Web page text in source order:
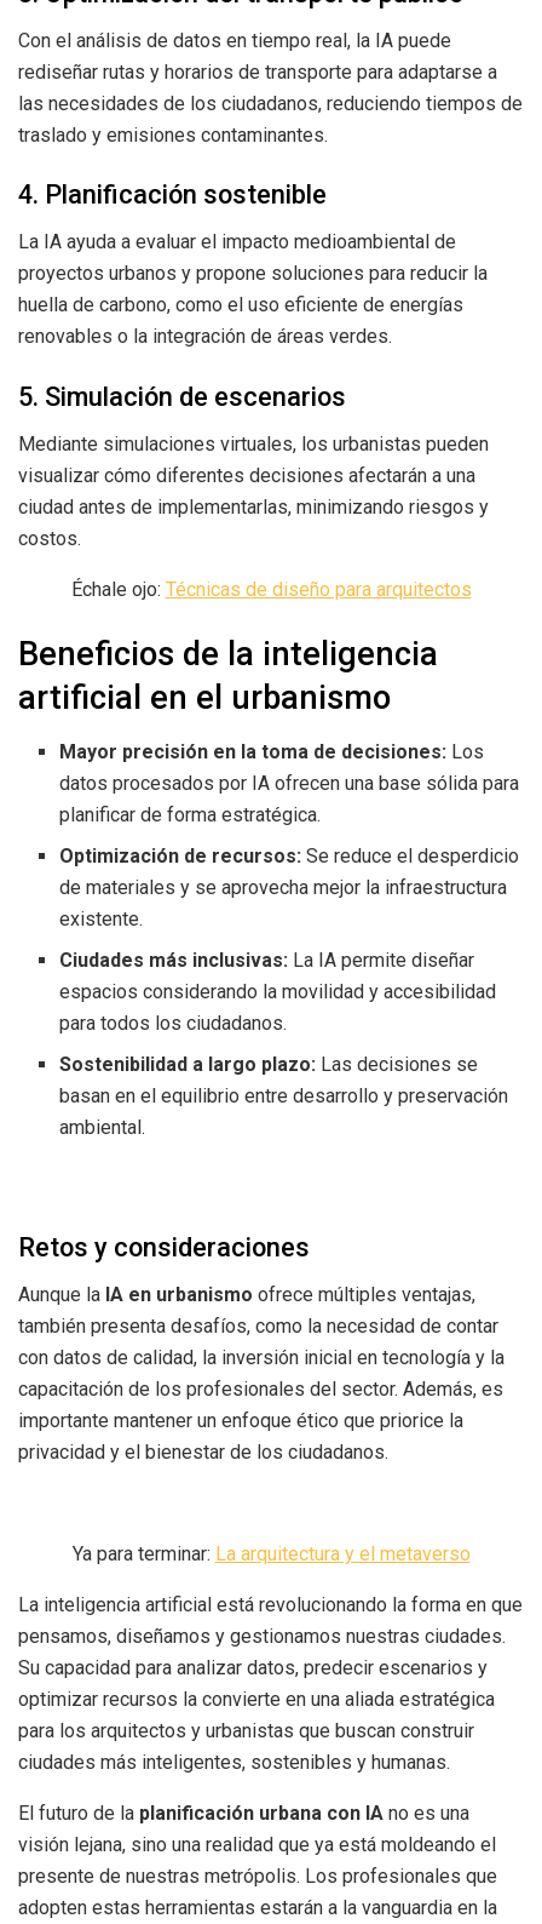
Con el análisis de datos en tiempo real, la IA puede
rediseñar rutas y horarios de transporte para adaptarse a
las necesidades de los ciudadanos, reduciendo tiempos de
traslado y emisiones contaminantes.
4. Planificación sostenible
La IA ayuda a evaluar el impacto medioambiental de
proyectos urbanos y propone soluciones para reducir la
huella de carbono, como el uso eficiente de energías
renovables o la integración de áreas verdes.
5. Simulación de escenarios
Mediante simulaciones virtuales, los urbanistas pueden
visualizar cómo diferentes decisiones afectarán a una
ciudad antes de implementarlas, minimizando riesgos y
costos.
Échale ojo: Técnicas de diseño para arquitectos
Beneficios de la inteligencia
artificial en el urbanismo
Mayor precisión en la toma de decisiones: Los
datos procesados por IA ofrecen una base sólida para
planificar de forma estratégica.
Optimización de recursos: Se reduce el desperdicio
de materiales y se aprovecha mejor la infraestructura
existente.
Ciudades más inclusivas: La IA permite diseñar
espacios considerando la movilidad y accesibilidad
para todos los ciudadanos.
Sostenibilidad a largo plazo: Las decisiones se
basan en el equilibrio entre desarrollo y preservación
ambiental.
Retos y consideraciones
Aunque la IA en urbanismo ofrece múltiples ventajas,
también presenta desafíos, como la necesidad de contar
con datos de calidad, la inversión inicial en tecnología y la
capacitación de los profesionales del sector. Además, es
importante mantener un enfoque ético que priorice la
privacidad y el bienestar de los ciudadanos.
Ya para terminar: La arquitectura y el metaverso
La inteligencia artificial está revolucionando la forma en que
pensamos, diseñamos y gestionamos nuestras ciudades.
Su capacidad para analizar datos, predecir escenarios y
optimizar recursos la convierte en una aliada estratégica
para los arquitectos y urbanistas que buscan construir
ciudades más inteligentes, sostenibles y humanas.
El futuro de la planificación urbana con IA no es una
visión lejana, sino una realidad que ya está moldeando el
presente de nuestras metrópolis. Los profesionales que
adopten estas herramientas estarán a la vanguardia en la